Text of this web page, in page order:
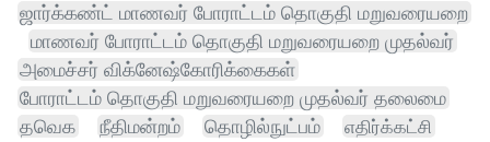
ஜார்க்கண்ட் மாணவர் போராட்டம் தொகுதி மறுவரையறை
மாணவர் போராட்டம் தொகுதி மறுவரையறை முதல்வர்
அமைச்சர் விக்னேஷ்கோரிக்கைகள்
போராட்டம் தொகுதி மறுவரையறை முதல்வர் தலைமை
தவெக
நீதிமன்றம் தொழில்நுட்பம்
எதிர்க்கட்சி